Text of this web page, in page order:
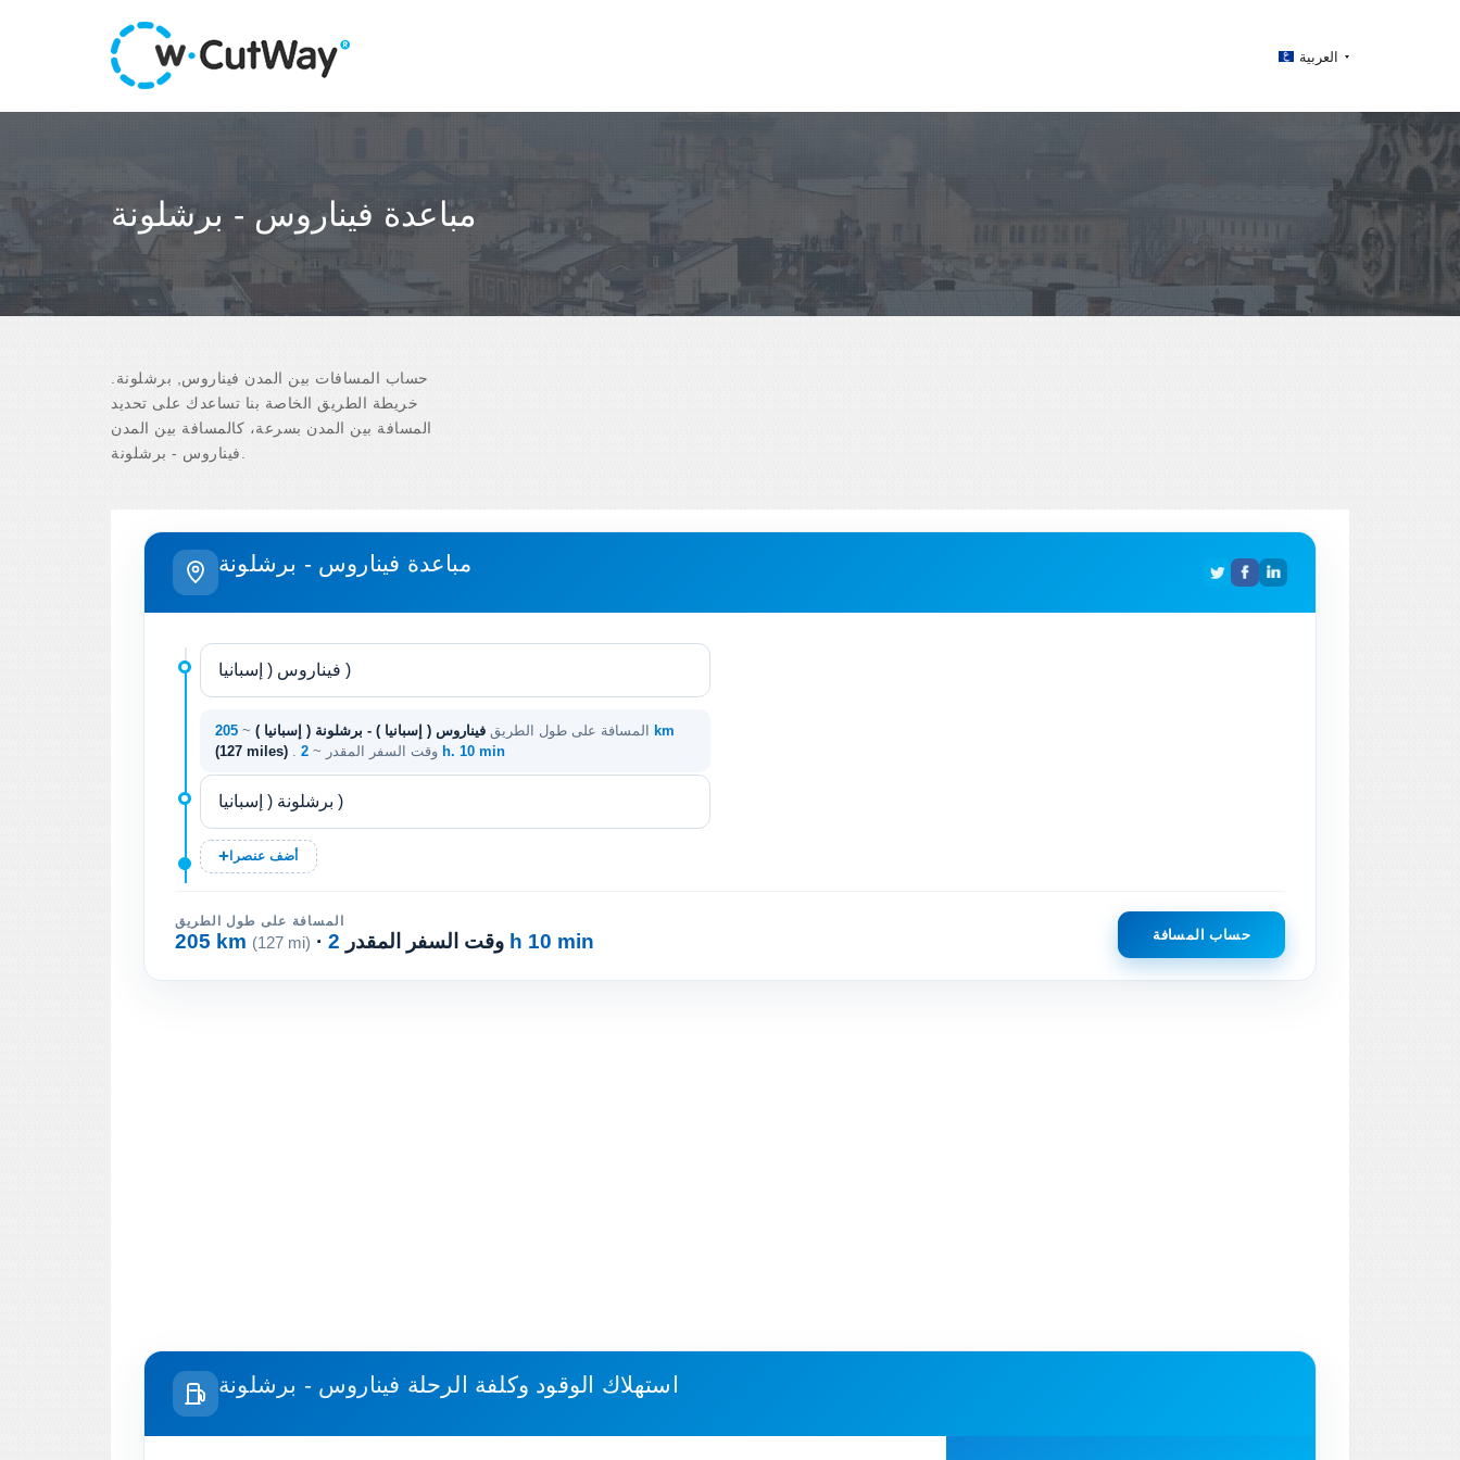
العربية
مباعدة فيناروس - برشلونة
حساب المسافات بين المدن فيناروس, برشلونة.
خريطة الطريق الخاصة بنا تساعدك على تحديد
المسافة بين المدن بسرعة، كالمسافة بين المدن
مباعدة فيناروس - برشلونة
المسافة على طول الطريق فيناروس ( إسبانيا ) - برشلونة ( إسبانيا ) ~
205 km
(127 miles)
. وقت السفر المقدر ~ 2 h. 10 min
أضف عنصرا
المسافة على طول الطريق
205 km (127 mi) · وقت السفر المقدر 2 h 10 min حساب المسافة
استهلاك الوقود وكلفة الرحلة فيناروس - برشلونة